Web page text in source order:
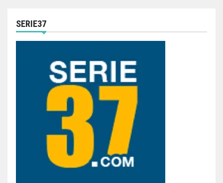
SERIE37